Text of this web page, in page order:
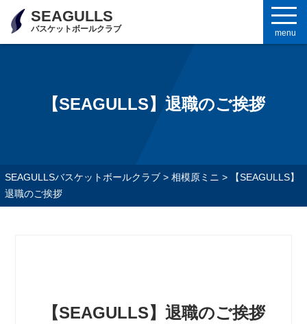
SEAGULLS
バスケットボールクラブ menu
【SEAGULLS】退職のご挨拶
SEAGULLSバスケットボールクラブ> 相模原ミニ >
【SEAGULLS】
退職のご挨拶
【SEAGULLS】退職のご挨拶